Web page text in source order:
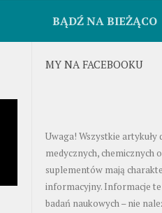
BĄDŹ NA BIEŻĄCO
MY NA FACEBOOKU
Uwaga! Wszystkie
medycznych, chemicznych
suplementów mają
informacyjny. Informacje
badań naukowych – nie